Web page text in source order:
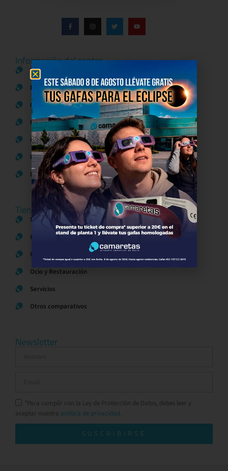
Información del centro
Información general
Directorio de tiendas y Planos
Contacto
Política de Privacidad
Aviso Legal
Política de Cookies
Bases legales Concursos y Promociones
Tiendas
Moda
Hogar y Alimentación
Regalos y Complementos
Ocio y Restauración
Servicios
Otros comparativos
Newsletter
*Para cumplir con la Ley de Protección de Datos, debes leer y
aceptar nuestra política de privacidad.
SUSCRIBIRSE